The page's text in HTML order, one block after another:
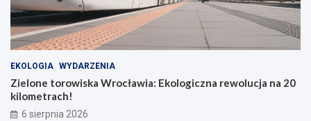
EKOLOGIA WYDARZENIA
Zielone torowiska Wrocławia: Ekologiczna rewolucja na 20
kilometrach!
6 sierpnia 2026